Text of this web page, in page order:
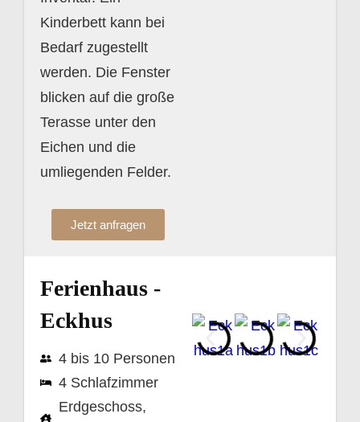
Kinderbett kann bei
Bedarf zugestellt
werden. Die Fenster
blicken auf die große
Terasse unter den
Eichen und die
umliegenden Felder.
Jetzt anfragen
Ferienhaus -
Eckhus
4 bis 10 Personen
4 Schlafzimmer
Erdgeschoss,